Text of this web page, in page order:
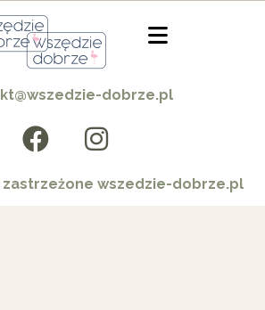
dobrze.pl
wszedzie-dobrze.pl